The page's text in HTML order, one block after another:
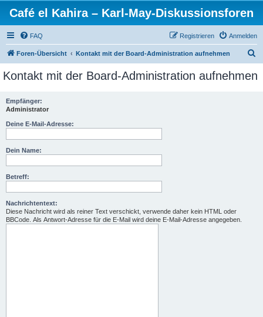
Café el Kahira – Karl-May-Diskussionsforen
FAQ Anmelden
Registrieren
Foren-Übersicht Kontakt mit der Board-Administration aufnehmen
c
Kontakt mit der Board-Administration aufnehmen
Empfänger:
Administrator
Deine E-Mail-Adresse:
Dein Name:
Betreff:
Nachrichtentext:
Diese Nachricht wird als reiner Text verschickt, verwende daher kein HTML oder
BBCode. Als Antwort-Adresse für die E-Mail wird deine E-Mail-Adresse angegeben.